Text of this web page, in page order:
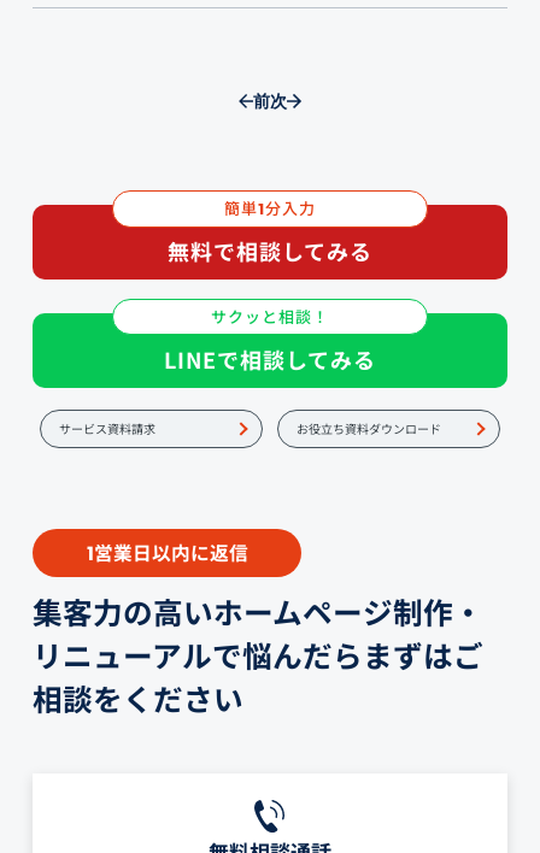
前次
簡単1分入力
無料で相談してみる
サクッと相談！
LINEで相談してみる
サービス資料請求 お役立ち資料ダウンロード
1営業日以内に返信
集客力の高いホームページ制作・
リニューアルで悩んだらまずはご
相談をください